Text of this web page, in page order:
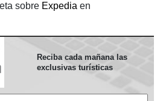
sobre Expedia en
Reciba cada mañana las
exclusivas turísticas